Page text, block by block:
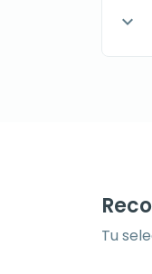
expand_more
Tu